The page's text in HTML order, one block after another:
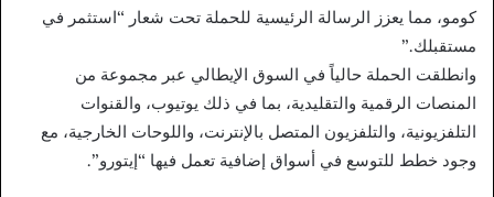
كومو، مما يعزز الرسالة الرئيسية للحملة تحت شعار “استثمر في
مستقبلك.”
وانطلقت الحملة حالياً في السوق الإيطالي عبر مجموعة من
المنصات الرقمية والتقليدية، بما في ذلك يوتيوب، والقنوات
التلفزيونية، والتلفزيون المتصل بالإنترنت، واللوحات الخارجية، مع
وجود خطط للتوسع في أسواق إضافية تعمل فيها “إيتورو”.